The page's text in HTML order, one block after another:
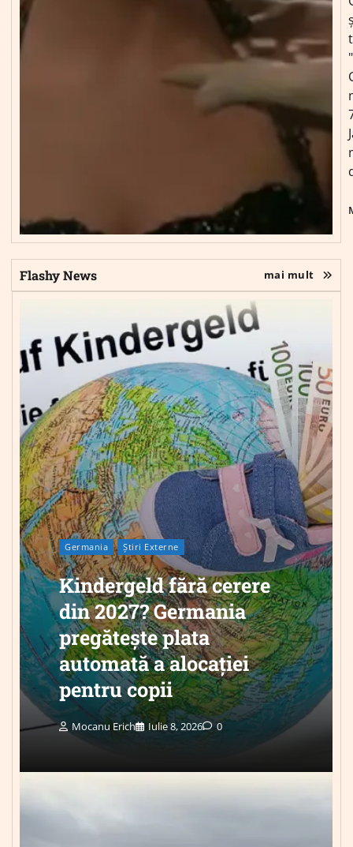
Flashy News mai mult
Germania Știri Externe
Kindergeld fără cerere
din 2027? Germania
pregătește plata
automată a alocației
pentru copii
Mocanu Erich Iulie 8, 2026 0